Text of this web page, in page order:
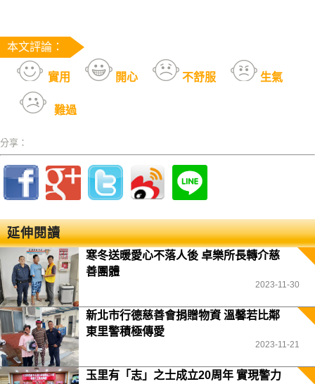
本文評論：
實用 開心 不舒服 生氣
難過
分享：
延伸閱讀
寒冬送暖愛心不落人後 卓樂所長轉介慈
善團體
2023-11-30
新北市行德慈善會捐贈物資 溫馨若比鄰
東里警積極傳愛
2023-11-21
玉里有「志」之士成立20周年 實現警力